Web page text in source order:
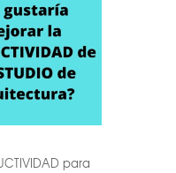
para